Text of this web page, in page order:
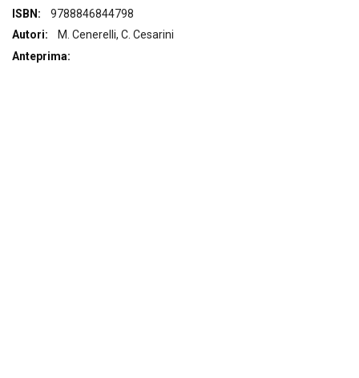
Maggiori
Informazioni
9788846844798
M. Cenerelli, C. Cesarini